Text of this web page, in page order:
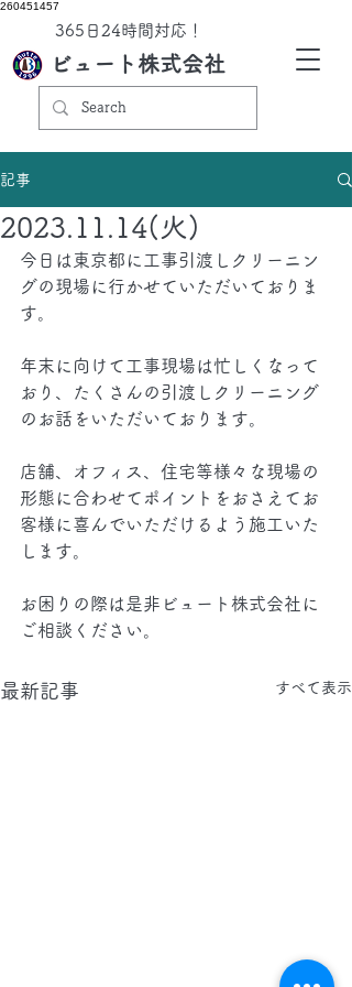
260451457
ビュート株式会社
​365日24時間対応！
記事
2023.11.14(火)
今日は東京都に工事引渡しクリーニン
グの現場に行かせていただいておりま
す。
年末に向けて工事現場は忙しくなって
おり、たくさんの引渡しクリーニング
のお話をいただいております。
店舗、オフィス、住宅等様々な現場の
形態に合わせてポイントをおさえてお
客様に喜んでいただけるよう施工いた
します。
お困りの際は是非ビュート株式会社に
ご相談ください。
最新記事 すべて表示